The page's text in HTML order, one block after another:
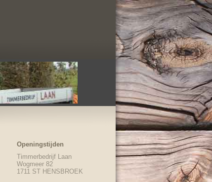
Openingstijden
Timmerbedrijf Laan
Wogmeer 82
1711 ST HENSBROEK